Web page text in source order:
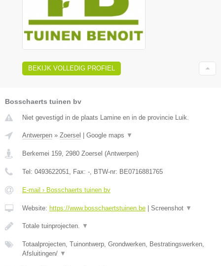
BEKIJK VOLLEDIG PROFIEL
Bosschaerts tuinen bv
Niet gevestigd in de plaats Lamine en in de provincie Luik.
Antwerpen » Zoersel Google maps ▼
Berkemei 159, 2980 Zoersel (Antwerpen)
Tel: 0493622051, Fax: -, BTW-nr: BE0716881765
E-mail › Bosschaerts tuinen bv
Website: https://www.bosschaertstuinen.be Screenshot ▼
Totale tuinprojecten. ▼
Totaalprojecten, Tuinontwerp, Grondwerken, Bestratingswerken,
Afsluitingen/ ▼